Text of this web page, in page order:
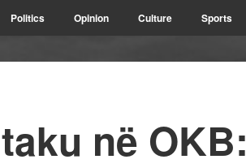
Politics Opinion Culture Sports
në OKB: